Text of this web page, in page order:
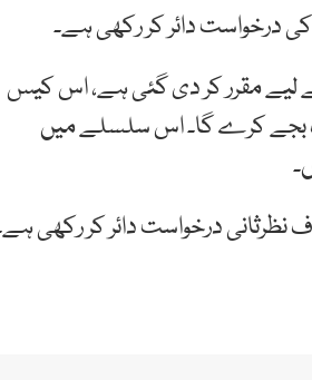
درخواست دائر کر رکھی ہے۔
لیے مقرر کر دی گئی ہے، اس کیس
میں تین رکنی بینچ 27 ستمبر دن ایک بجے کرے گا۔ اس سلسلے میں
درخواست دائر کر رکھی